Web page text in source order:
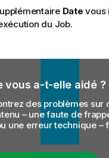
Date vous
du Job.
vous a-t-elle aidé ?
des problèmes sur
– une faute de
une erreur technique –